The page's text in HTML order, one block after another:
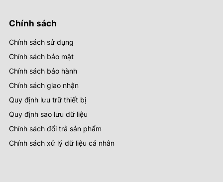
Chính sách
Chính sách sử dụng
Chính sách bảo mật
Chính sách bảo hành
Chính sách giao nhận
Quy định lưu trữ thiết bị
Quy định sao lưu dữ liệu
Chính sách đổi trả sản phẩm
Chính sách xử lý dữ liệu cá nhân